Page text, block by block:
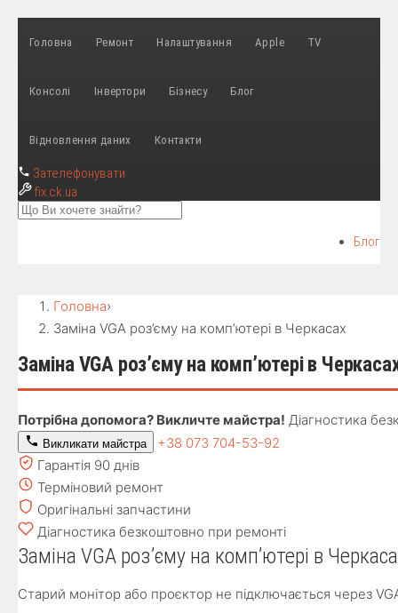
Головна Ремонт Налаштування Apple TV
Консолі Інвертори Бізнесу Блог
Відновлення даних Контакти
Зателефонувати
fix.ck.ua
Блог
Головна›
Заміна VGA роз’єму на комп’ютері в Черкасах
Заміна VGA роз’єму на комп’ютері в
Потрібна допомога? Викличте майстра! Діагностика
Викликати майстра
+38 073 704-53-92
Гарантія 90 днів
Терміновий ремонт
Оригінальні запчастини
Діагностика безкоштовно при ремонті
Заміна VGA роз’єму на комп’ютері в
Старий монітор або проєктор не підключається через